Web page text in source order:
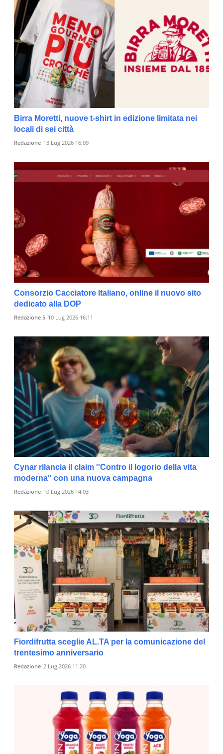
Birra Moretti, nuove t-shirt in edizione limitata nei
locali di sei città
Redazione 13 Lug 2026 16:09
Consorzio Cacciatore Italiano, online il nuovo sito
dedicato alla DOP
Redazione 5 10 Lug 2026 16:11
Cynar rilancia il claim ''Contro il logorio della vita
moderna'' con una nuova campagna
Redazione 10 Lug 2026 14:03
Fiordifrutta sceglie AL.TA per la comunicazione del
trentesimo anniversario
Redazione 2 Lug 2026 11:20